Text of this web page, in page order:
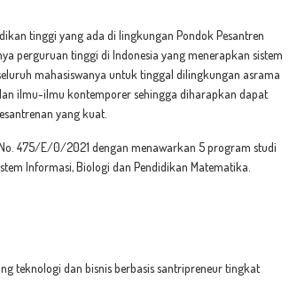
tinggi yang ada di lingkungan Pondok Pesantren
perguruan tinggi di Indonesia yang menerapkan sistem
mahasiswanya untuk tinggal dilingkungan asrama
ilmu-ilmu kontemporer sehingga diharapkan dapat
yang kuat.
475/E/0/2021 dengan menawarkan 5 program studi
Informasi, Biologi dan Pendidikan Matematika.
teknologi dan bisnis berbasis santripreneur tingkat